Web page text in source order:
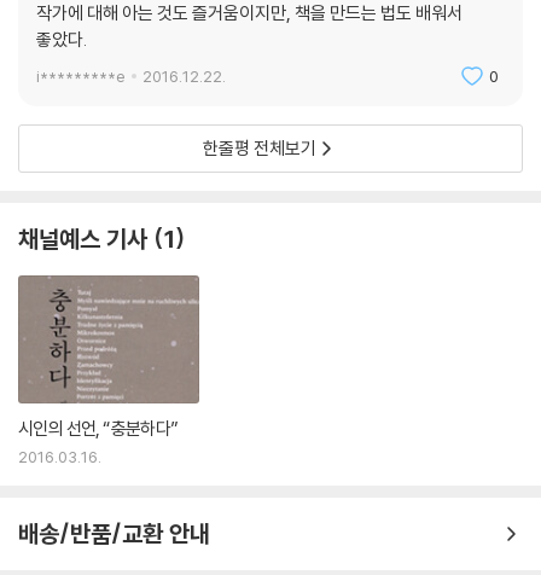
작가에 대해 아는 것도 즐거움이지만, 책을 만드는 법도 배워서
좋았다.
i*********e 2016.12.22. 0
한줄평 전체보기
채널예스 기사 1
시인의 선언, “충분하다”
2016.03.16.
배송/반품/교환 안내